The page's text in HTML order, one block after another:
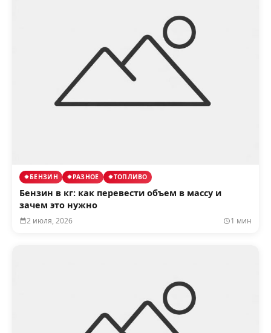
БЕНЗИН РАЗНОЕ ТОПЛИВО
Бензин в кг: как перевести объем в массу и
зачем это нужно
2 июля, 2026 1 мин